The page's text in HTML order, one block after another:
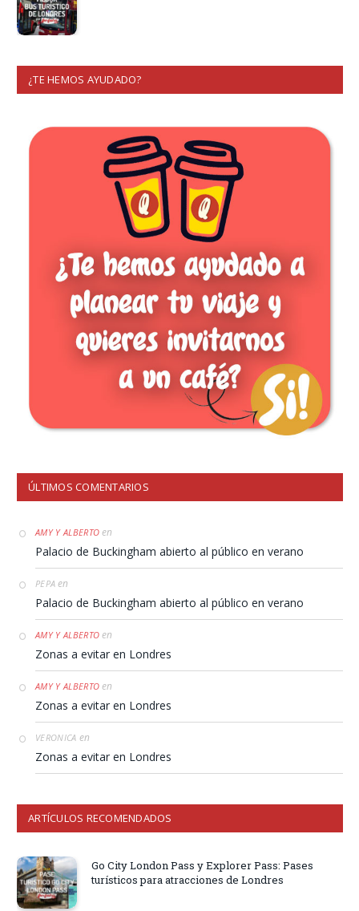
¿TE HEMOS AYUDADO?
ÚLTIMOS COMENTARIOS
AMY Y ALBERTO en
Palacio de Buckingham abierto al público en verano
PEPA en
Palacio de Buckingham abierto al público en verano
AMY Y ALBERTO en
Zonas a evitar en Londres
AMY Y ALBERTO en
Zonas a evitar en Londres
VERONICA en
Zonas a evitar en Londres
ARTÍCULOS RECOMENDADOS
Go City London Pass y Explorer Pass: Pases
turísticos para atracciones de Londres